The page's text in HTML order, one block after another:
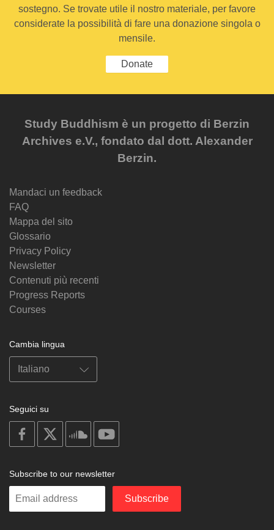
sostegno. Se trovate utile il nostro materiale, per favore
considerate la possibilità di fare una donazione singola o
mensile.
Donate
Study Buddhism è un progetto di Berzin
Archives e.V., fondato dal dott. Alexander
Berzin.
Mandaci un feedback
FAQ
Mappa del sito
Glossario
Privacy Policy
Newsletter
Contenuti più recenti
Progress Reports
Courses
Cambia lingua
Seguici su
on
facebook
soundcloud
Subscribe to our newsletter
Enter
Subscribe